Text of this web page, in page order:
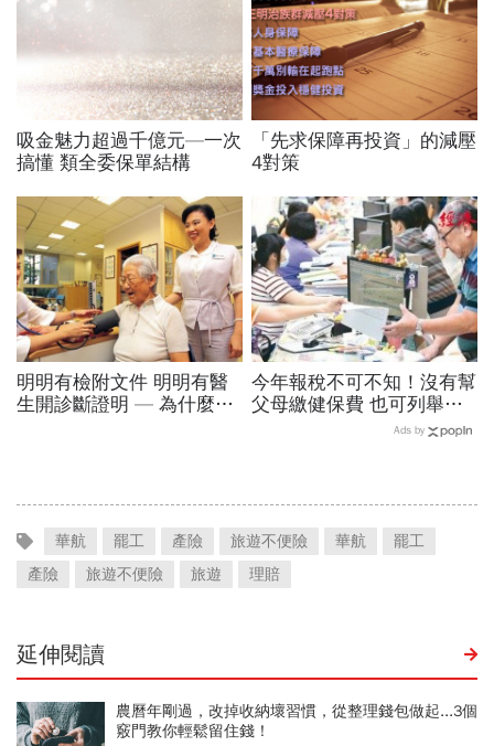
吸金魅力超過千億元—一次
搞懂 類全委保單結構
「先求保障再投資」的減壓
4對策
明明有檢附文件 明明有醫
生開診斷證明 — 為什麼你
今年報稅不可不知！沒有幫
父母繳健保費 也可列舉扣
Ads by
華航 罷工 產險 旅遊不便險 華航
罷工
產險
旅遊不便險 旅遊 理賠
延伸閱讀
農曆年剛過，改掉收納壞習慣，從整理錢包做起...3個
竅門教你輕鬆留住錢！